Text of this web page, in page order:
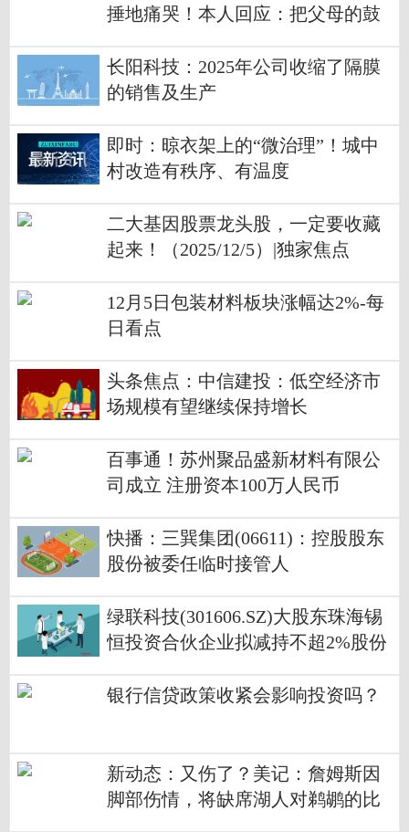
捶地痛哭！本人回应：把父母的鼓
长阳科技：2025年公司收缩了隔膜
的销售及生产
即时：晾衣架上的“微治理”！城中
村改造有秩序、有温度
二大基因股票龙头股，一定要收藏
起来！（2025/12/5）|独家焦点
12月5日包装材料板块涨幅达2%-每
日看点
头条焦点：中信建投：低空经济市
场规模有望继续保持增长
百事通！苏州聚品盛新材料有限公
司成立 注册资本100万人民币
快播：三巽集团(06611)：控股股东
股份被委任临时接管人
绿联科技(301606.SZ)大股东珠海锡
恒投资合伙企业拟减持不超2%股份
银行信贷政策收紧会影响投资吗？
新动态：又伤了？美记：詹姆斯因
脚部伤情，将缺席湖人对鹈鹕的比